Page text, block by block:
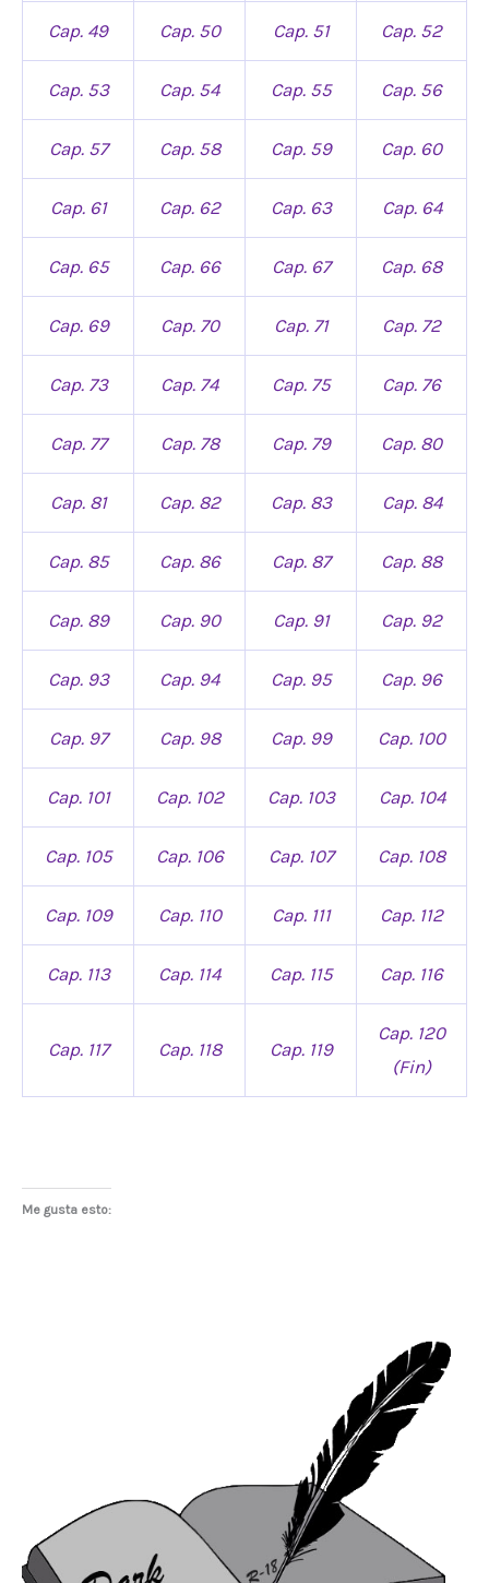
Cap. 49 Cap. 50 Cap. 51 Cap. 52
Cap. 53 Cap. 54 Cap. 55 Cap. 56
Cap. 57 Cap. 58 Cap. 59 Cap. 60
Cap. 61 Cap. 62 Cap. 63 Cap. 64
Cap. 65 Cap. 66 Cap. 67 Cap. 68
Cap. 69 Cap. 70 Cap. 71 Cap. 72
Cap. 73 Cap. 74 Cap. 75 Cap. 76
Cap. 77 Cap. 78 Cap. 79 Cap. 80
Cap. 81 Cap. 82 Cap. 83 Cap. 84
Cap. 85 Cap. 86 Cap. 87 Cap. 88
Cap. 89 Cap. 90 Cap. 91 Cap. 92
Cap. 93 Cap. 94 Cap. 95 Cap. 96
Cap. 97 Cap. 98 Cap. 99 Cap. 100
Cap. 101 Cap. 102 Cap. 103 Cap. 104
Cap. 105 Cap. 106 Cap. 107 Cap. 108
Cap. 109 Cap. 110 Cap. 111 Cap. 112
Cap. 113 Cap. 114 Cap. 115 Cap. 116
Cap. 117 Cap. 118 Cap. 119
Cap. 120
(Fin)
Me gusta esto: